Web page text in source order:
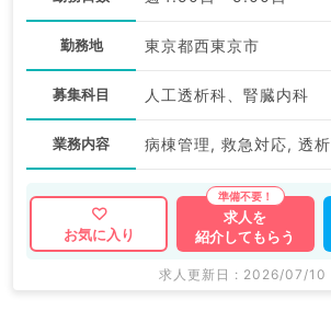
勤務地 東京都西東京市
募集科目 人工透析科、腎臓内科
業務内容
お気に入り
求人を
紹介してもらう
求人更新日 : 2026/07/10